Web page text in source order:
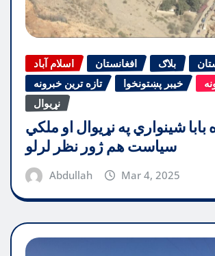
اسلام آباد افغانستان بلاګ
تازه ترین خبرونه
خیبر پښتونخوا
نړیوال
شینواري په نړیوال او ملکي
سیاست هم ژور نظر لرلو
Abdullah Mar 4, 2025